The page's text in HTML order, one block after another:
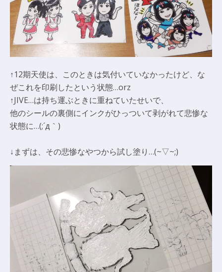
↑12期天使は、このときは気付いていなかったけど、な
ぜこれを印刷したという状態…orz
↑JIVE…は持ち運ぶときに重ねていたせいで、
他のシールの裏側にインクがひっついて剥がれて悲惨な
状態に…(;´д｀)
↓まずは、その悲惨なやつから試し塗り…(~▽~;)